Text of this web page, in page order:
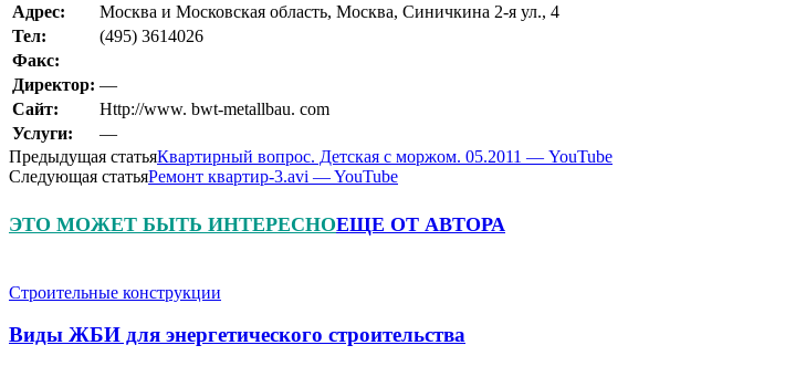
Адрес:
Москва и Московская область, Москва, Синичкина 2-я ул., 4
Teл:
(495) 3614026
Факс:
Директор: —
Сайт:
Http://www. bwt-metallbau. com
Услуги:
—
Предыдущая статьяКвартирный вопрос. Детская с моржом. 05.2011 — YouTube
Следующая статьяРемонт квартир-3.avi — YouTube
ЭТО МОЖЕТ БЫТЬ ИНТЕРЕСНОЕЩЕ ОТ АВТОРА
Строительные конструкции
Виды ЖБИ для энергетического строительства